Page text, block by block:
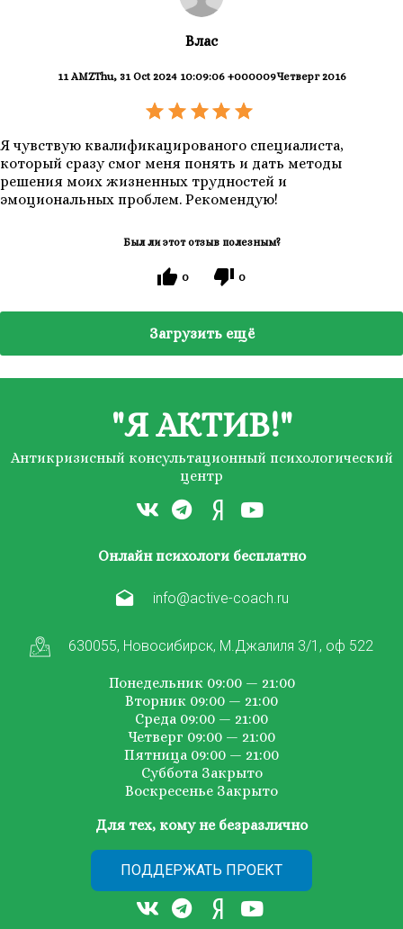
11 AMZThu, 31 Oct 2024 10:09:06 +000009Четверг 2016
Влас
Я чувствую квалификацированого специалиста,
который сразу смог меня понять и дать методы
решения моих жизненных трудностей и
эмоциональных проблем. Рекомендую!
Был ли этот отзыв полезным?
0 0
Загрузить ещё
"Я АКТИВ!"
Антикризисный консультационный психологический
центр
Онлайн психологи бесплатно
info@active-coach.ru
630055, Новосибирск, М.Джалиля 3/1, оф 522
Понедельник 09:00 — 21:00
Вторник 09:00 — 21:00
Среда 09:00 — 21:00
Четверг 09:00 — 21:00
Пятница 09:00 — 21:00
Суббота Закрыто
Воскресенье Закрыто
Для тех, кому не безразлично
ПОДДЕРЖАТЬ ПРОЕКТ